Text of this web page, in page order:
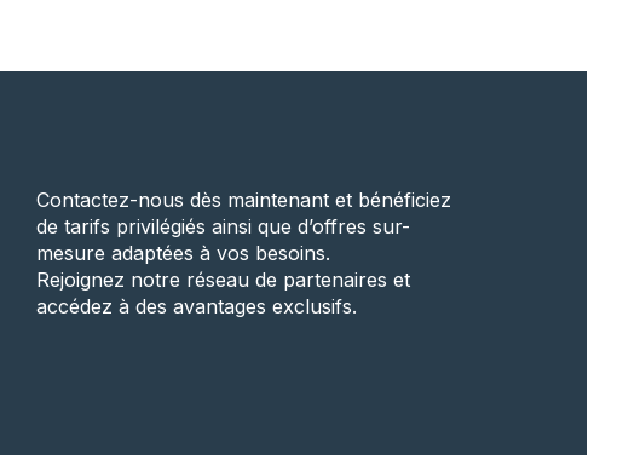
Contactez-nous dès maintenant et bénéficiez
de tarifs privilégiés ainsi que d’offres sur-
mesure adaptées à vos besoins.
Rejoignez notre réseau de partenaires et
accédez à des avantages exclusifs.